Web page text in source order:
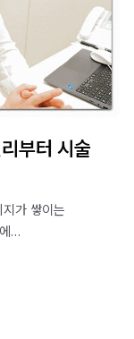
부터 시술
가 쌓이는